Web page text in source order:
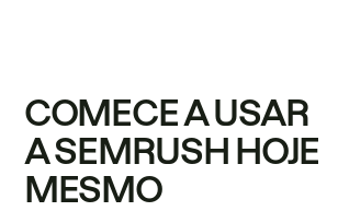
COMECE A USAR
A SEMRUSH HOJE
MESMO